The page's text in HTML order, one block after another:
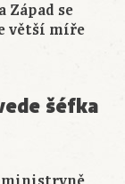
se
větší míře
šéfka